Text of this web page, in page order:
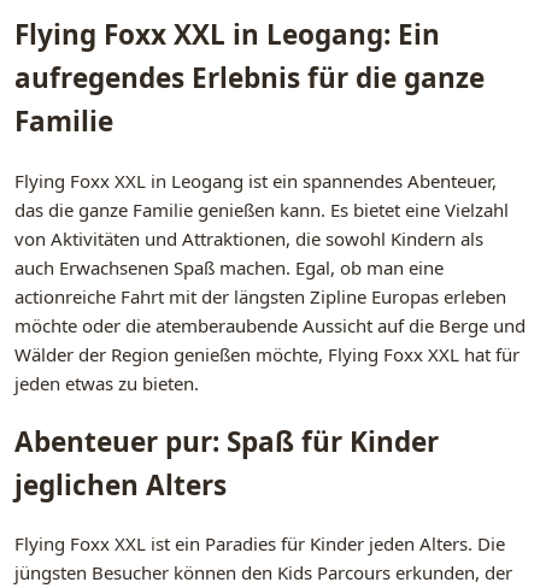
Flying Foxx XXL in Leogang: Ein
aufregendes Erlebnis für die ganze
Familie
Flying Foxx XXL in Leogang ist ein spannendes Abenteuer,
das die ganze Familie genießen kann. Es bietet eine Vielzahl
von Aktivitäten und Attraktionen, die sowohl Kindern als
auch Erwachsenen Spaß machen. Egal, ob man eine
actionreiche Fahrt mit der längsten Zipline Europas erleben
möchte oder die atemberaubende Aussicht auf die Berge und
Wälder der Region genießen möchte, Flying Foxx XXL hat für
jeden etwas zu bieten.
Abenteuer pur: Spaß für Kinder
jeglichen Alters
Flying Foxx XXL ist ein Paradies für Kinder jeden Alters. Die
jüngsten Besucher können den Kids Parcours erkunden, der